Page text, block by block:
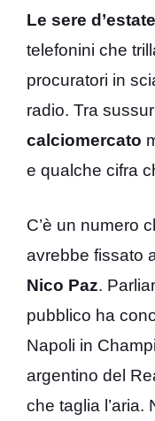
Le sere d’estate
telefonini che
procuratori in
radio. Tra
calciomercato
e qualche cifra
C’è un numero
avrebbe fissato
Nico Paz.
pubblico ha
Napoli in
argentino del
che taglia l’aria.